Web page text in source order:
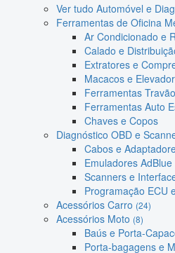
Ver tudo Automóvel e
Ferramentas de Oficina
Ar Condicionado e
Calado e
Extratores e
Macacos e
Ferramentas
Ferramentas Auto
Chaves e Copos
Diagnóstico OBD e
Cabos e
Emuladores AdBlue
Scanners e
Programação ECU
Acessórios Carro (24)
Acessórios Moto (8)
Baús e Porta-
Porta-bagagens e